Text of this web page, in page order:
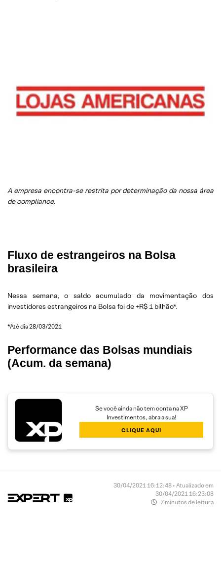
A empresa encontra-se restrita por determinação da nossa área
de compliance.
Fluxo de estrangeiros na Bolsa
brasileira
Nessa semana, o saldo acumulado da movimentação dos
investidores estrangeiros na Bolsa foi de +R$ 1 bilhão*.
*Até dia 28/03/2021
Performance das Bolsas mundiais
(Acum. da semana)
Se você ainda não tem conta na XP
Investimentos, abra a sua!
CLIQUE AQUI
30/04/2021 16:12:48 • Atualizado em
30/04/2021 16:23:08
7 minutos de leitura